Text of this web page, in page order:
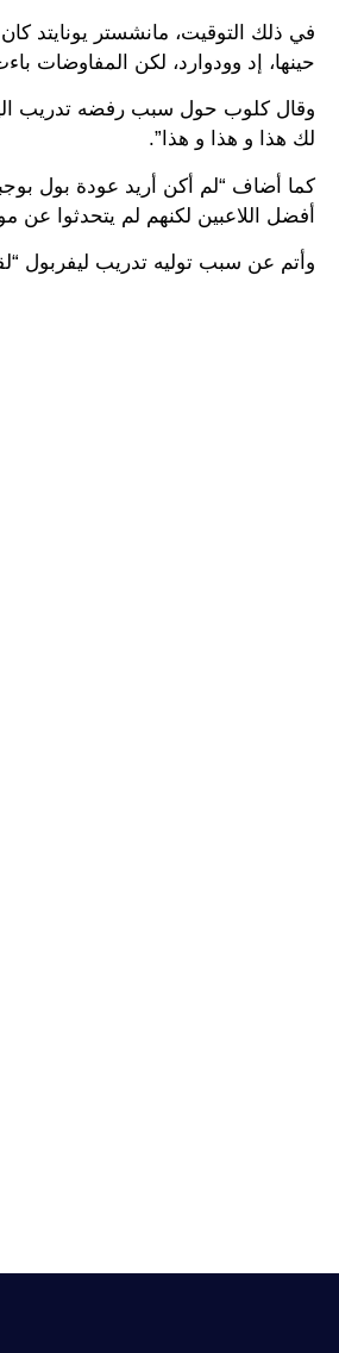
في ذلك التوقيت، مانشستر يونايتد
حينها، إد وودوارد، لكن المفاوضات
وقال كلوب حول سبب رفضه تدريب
لك هذا و هذا و هذا”.
كما أضاف “لم أكن أريد عودة بول
أفضل اللاعبين لكنهم لم يتحدثوا عن
وأتم عن سبب توليه تدريب ليفربول